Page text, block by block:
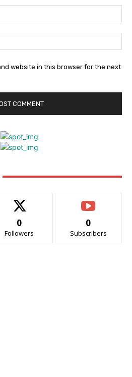
website in this browser for the next
0
Followers
0
Subscribers